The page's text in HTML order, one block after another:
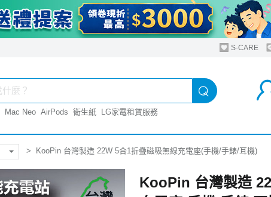
S-CARE
Mac Neo AirPods 衛生紙 LG家電租賃服務
KooPin 台灣製造 22W 5合1折疊磁吸無線充電座(手機/手錶/耳機)
KooPin 台灣製造